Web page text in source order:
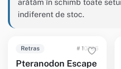
arătăm în schimb toate
indiferent de stoc.
Retras # 10756
Pteranodon Escape